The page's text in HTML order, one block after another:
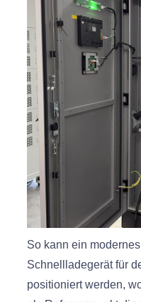
So kann ein
Schnellladegerät für
positioniert werden,